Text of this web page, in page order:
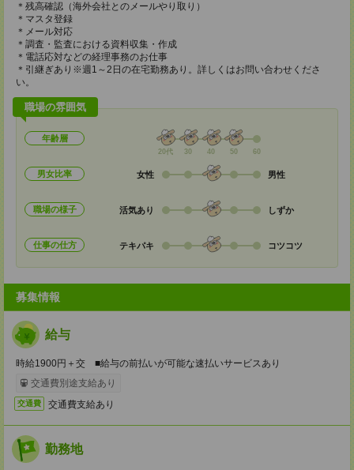
＊残高確認（海外会社とのメールやり取り）
＊マスタ登録
＊メール対応
＊調査・監査における資料収集・作成
＊電話応対などの経理事務のお仕事
＊引継ぎあり※週1～2日の在宅勤務あり。詳しくはお問い合わせくださ
い。
職場の雰囲気
年齢層
20代 30 40 50 60
男女比率 女性 男性
職場の様子 活気あり しずか
仕事の仕方 テキパキ コツコツ
募集情報
給与
時給1900円＋交 ■給与の前払いが可能な速払いサービスあり
交通費別途支給あり
交通費 交通費支給あり
勤務地